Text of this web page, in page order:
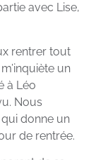
avec Lise,
rentrer tout
un
à Léo
Nous
donne un
de rentrée.